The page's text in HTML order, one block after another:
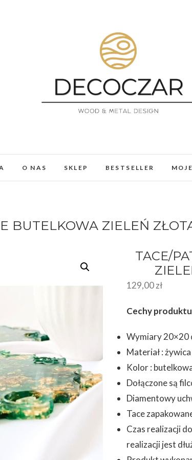
O NAS SKLEP BESTSELLER
BUTELKOWA ZIELEŃ
TACE/
129,00zł
Cechy
Wymiary 20×20
Materiał : żywica
Kolor :
Dołączone są
Diamentowy
Tace
Czas realizacji
realizacji jest